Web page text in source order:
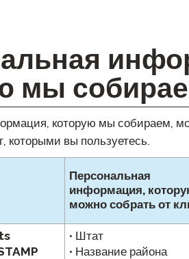
мы
которую мы собираем,
которыми вы пользуетесь.
Персональная
информация,
можно собрать от
• Штат
• Название района